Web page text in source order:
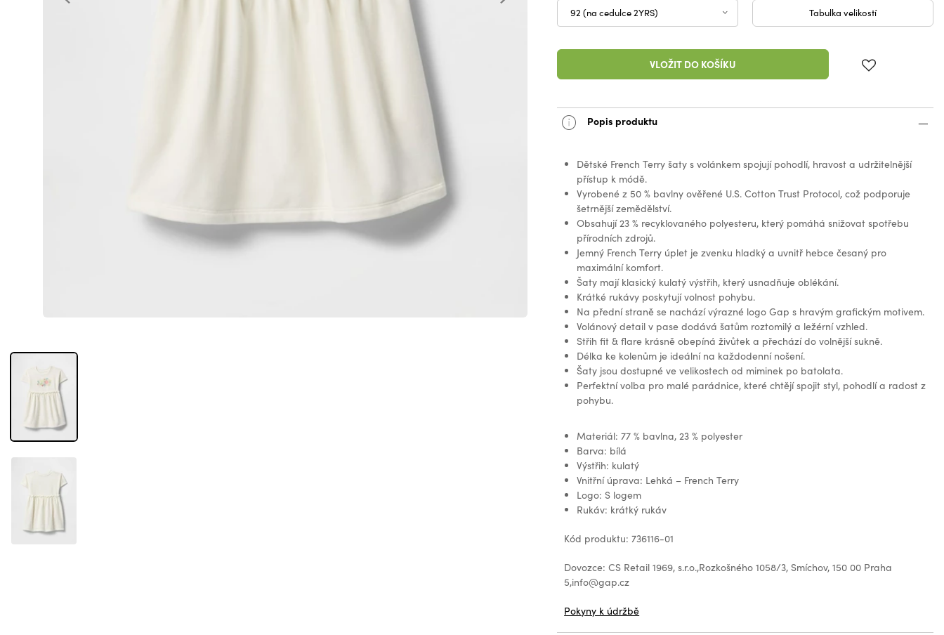
92 (na cedulce 2YRS) Tabulka velikostí
VLOŽIT DO KOŠÍKU
Popis produktu
Dětské French Terry šaty s volánkem spojují pohodlí, hravost a udržitelnější
přístup k módě.
Vyrobené z 50 % bavlny ověřené U.S. Cotton Trust Protocol, což podporuje
šetrnější zemědělství.
Obsahují 23 % recyklovaného polyesteru, který pomáhá snižovat spotřebu
přírodních zdrojů.
Jemný French Terry úplet je zvenku hladký a uvnitř hebce česaný pro
maximální komfort.
Šaty mají klasický kulatý výstřih, který usnadňuje oblékání.
Krátké rukávy poskytují volnost pohybu.
Na přední straně se nachází výrazné logo Gap s hravým grafickým motivem.
Volánový detail v pase dodává šatům roztomilý a ležérní vzhled.
Střih fit & flare krásně obepíná živůtek a přechází do volnější sukně.
Délka ke kolenům je ideální na každodenní nošení.
Šaty jsou dostupné ve velikostech od miminek po batolata.
Perfektní volba pro malé parádnice, které chtějí spojit styl, pohodlí a radost z
pohybu.
Materiál: 77 % bavlna, 23 % polyester
Barva: bílá
Výstřih: kulatý
Vnitřní úprava: Lehká – French Terry
Logo: S logem
Rukáv: krátký rukáv
Kód produktu: 736116-01
Dovozce: CS Retail 1969, s.r.o.,Rozkošného 1058/3, Smíchov, 150 00 Praha
5,info@gap.cz
Pokyny k údržbě